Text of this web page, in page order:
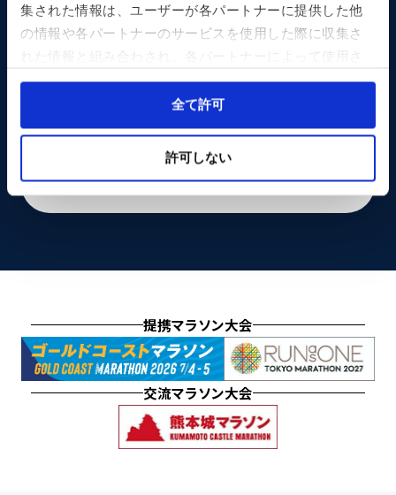
集された情報は、ユーザーが各パートナーに提供した他
の情報や各パートナーのサービスを使用した際に収集さ
れることがあります。
Cookieを許可しない場合、ウェブサイト上のすべての機
能やコンテンツに完全にアクセスできなくなる可能性が
全て許可
許可しない
ランナー募集パンフレット（PDF）
ボランティア募集パンフレット（PDF）
提携マラソン大会
交流マラソン大会